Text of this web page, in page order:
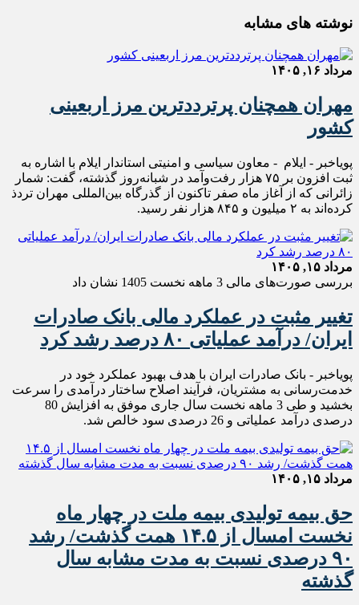
نوشته های مشابه
مرداد ۱۶, ۱۴۰۵
مهران همچنان پرترددترین مرز اربعینی
کشور
پویاخبر - ایلام - معاون سیاسی و امنیتی استاندار ایلام با اشاره به
ثبت افزون بر ۷۵ هزار رفت‌وآمد در شبانه‌روز گذشته، گفت: شمار
زائرانی که از آغاز ماه صفر تاکنون از گذرگاه بین‌المللی مهران تردذ
کرده‌اند به ۲ میلیون و ۸۴۵ هزار نفر رسید.
مرداد ۱۵, ۱۴۰۵
بررسی صورت‌های مالی 3 ماهه نخست 1405 نشان داد
تغییر مثبت در عملکرد مالی بانک صادرات
ایران/ درآمد عملیاتی ۸۰ درصد رشد کرد
پویاخبر - ​بانک صادرات ایران با هدف بهبود عملکرد خود در
خدمت‌رسانی به مشتریان، فرآیند اصلاح ساختار درآمدی را سرعت
بخشید و طی 3 ماهه نخست سال جاری موفق به افزایش 80
درصدی درآمد عملیاتی و 26 درصدی سود خالص شد.
مرداد ۱۵, ۱۴۰۵
حق بیمه تولیدی بیمه ملت در چهار ماه
نخست امسال از ۱۴.۵ همت گذشت/ رشد
۹۰ درصدی نسبت به مدت مشابه سال
گذشته